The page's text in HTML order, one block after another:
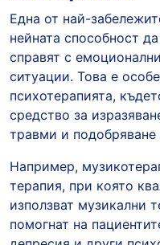
Една от най-
нейната способност
справят с
ситуации. Това е
психотерапията,
средство за
травми и подобряване
Например,
терапия, при която
използват музикални
помогнат на